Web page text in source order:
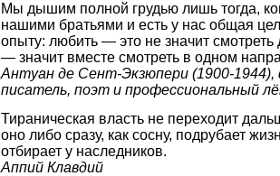
Мы дышим полной грудью лишь тогда,
нашими братьями и есть у нас общая
опыту: любить — это не значит смотреть
— значит вместе смотреть в одном
Антуан де Сент-Экзюпери (1900-1944),
писатель, поэт и профессиональный
Тираническая власть не переходит
оно либо сразу, как сосну, подрубает
отбирает у наследников.
Аппий Клавдий